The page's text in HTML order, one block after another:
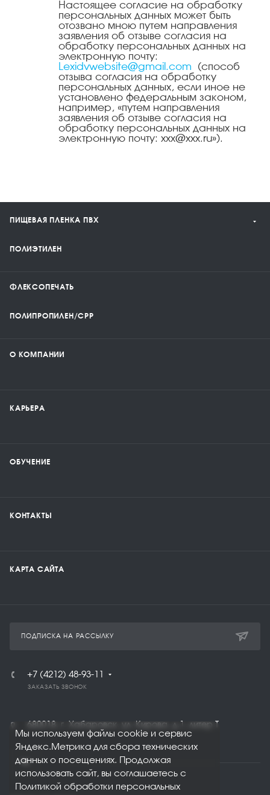
Настоящее согласие на обработку
персональных данных может быть
отозвано мною путем направления
заявления об отзыве согласия на
обработку персональных данных на
электронную почту:
Lexidvwebsite@gmail.com (способ
отзыва согласия на обработку
персональных данных, если иное не
установлено федеральным законом,
например, «путем направления
заявления об отзыве согласия на
обработку персональных данных на
электронную почту: ххх@ххх.ru»).
ПИЩЕВАЯ ПЛЕНКА ПВХ
ПОЛИЭТИЛЕН
ФЛЕКСОПЕЧАТЬ
ПОЛИПРОПИЛЕН/CPP
О КОМПАНИИ
КАРЬЕРА
ОБУЧЕНИЕ
КОНТАКТЫ
КАРТА САЙТА
ПОДПИСКА НА РАССЫЛКУ
+7 (4212) 48-93-11
ЗАКАЗАТЬ ЗВОНОК
680018, г. Хабаровск, ул. Кирова, д.1, литер Т
Мы используем файлы cookie и сервис
Яндекс.Метрика для сбора технических
данных о посещениях. Продолжая
использовать сайт, вы соглашаетесь с
Политикой обработки персональных